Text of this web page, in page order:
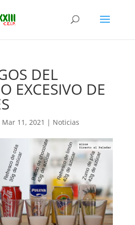
DEL
EXCESIVO DE
Mar 11, 2021 | Noticias